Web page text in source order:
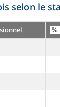
selon le